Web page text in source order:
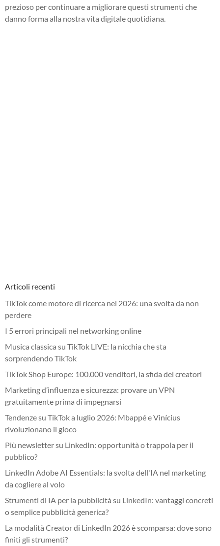
prezioso per continuare a migliorare questi strumenti che
danno forma alla nostra vita digitale quotidiana.
Articoli recenti
TikTok come motore di ricerca nel 2026: una svolta da non
perdere
I 5 errori principali nel networking online
Musica classica su TikTok LIVE: la nicchia che sta
sorprendendo TikTok
TikTok Shop Europe: 100.000 venditori, la sfida dei creatori
Marketing d’influenza e sicurezza: provare un VPN
gratuitamente prima di impegnarsi
Tendenze su TikTok a luglio 2026: Mbappé e Vinícius
rivoluzionano il gioco
Più newsletter su LinkedIn: opportunità o trappola per il
pubblico?
LinkedIn Adobe AI Essentials: la svolta dell'IA nel marketing
da cogliere al volo
Strumenti di IA per la pubblicità su LinkedIn: vantaggi concreti
o semplice pubblicità generica?
La modalità Creator di LinkedIn 2026 è scomparsa: dove sono
finiti gli strumenti?